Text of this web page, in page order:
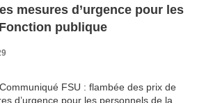
mesures d’urgence pour les
publique